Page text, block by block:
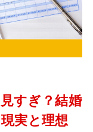
すぎ？結婚
実と理想